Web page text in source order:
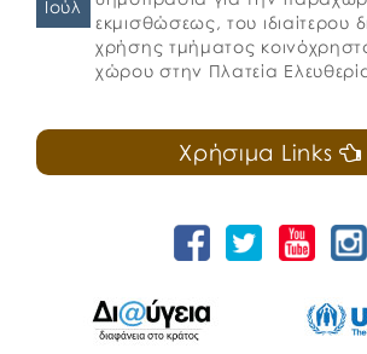
Ιούλ
εκμισθώσεως, του ιδιαίτερου
χρήσης τμήματος
χώρου στην Πλατεία
Χρήσιμα Links